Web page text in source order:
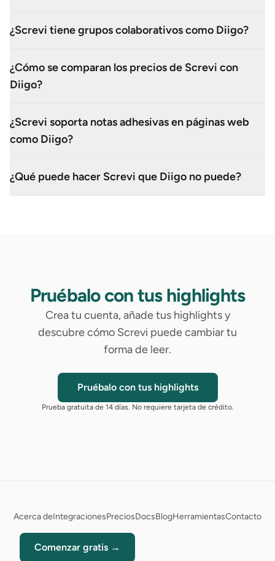
¿Screvi tiene grupos colaborativos como Diigo?
¿Cómo se comparan los precios de Screvi con
Diigo?
¿Screvi soporta notas adhesivas en páginas web
como Diigo?
¿Qué puede hacer Screvi que Diigo no puede?
Pruébalo con tus highlights
Crea tu cuenta, añade tus highlights y
descubre cómo Screvi puede cambiar tu
forma de leer.
Pruébalo con tus highlights
Prueba gratuita de 14 días. No requiere tarjeta de crédito.
Acerca deIntegracionesPreciosDocsBlogHerramientasContacto
Comenzar gratis →